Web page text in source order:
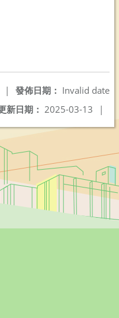
發佈日期： Invalid date
|
新日期： 2025-03-13 |